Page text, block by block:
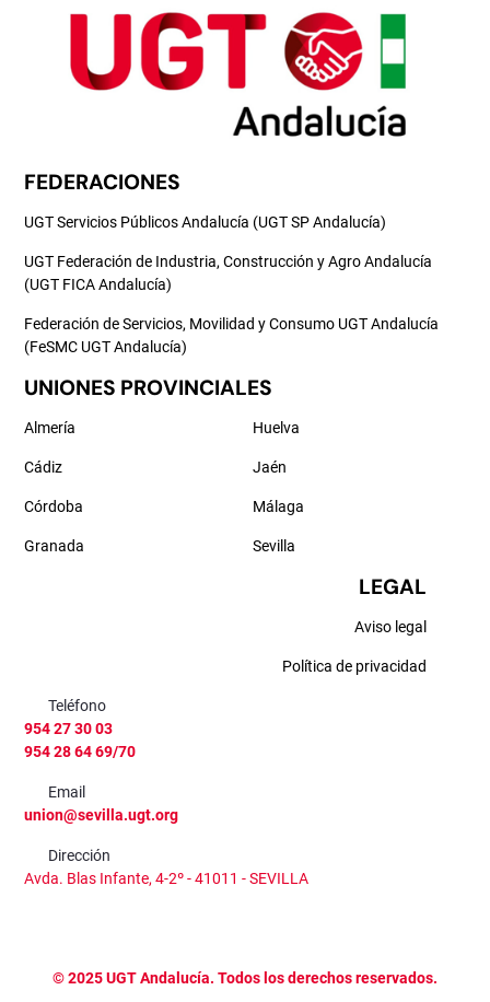
FEDERACIONES
UGT Servicios Públicos Andalucía (UGT SP Andalucía)
UGT Federación de Industria, Construcción y Agro Andalucía
(UGT FICA Andalucía)
Federación de Servicios, Movilidad y Consumo UGT Andalucía
(FeSMC UGT Andalucía)
UNIONES PROVINCIALES
Almería
Cádiz
Córdoba
Granada
Huelva
Jaén
Málaga
Sevilla
LEGAL
Aviso legal
Política de privacidad
Teléfono
954 27 30 03
954 28 64 69/70
Email
union@sevilla.ugt.org
Dirección
Avda. Blas Infante, 4-2º - 41011 - SEVILLA
©2025UGT Andalucía. Todos los derechos reservados.